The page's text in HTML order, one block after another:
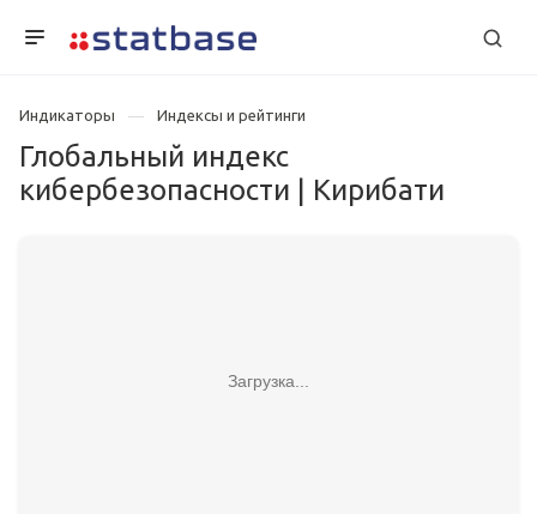
Индикаторы Индексы и рейтинги
Глобальный индекс
кибербезопасности | Кирибати
Загрузка...